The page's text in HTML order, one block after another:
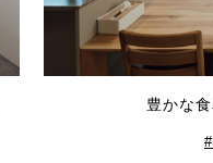
豊かな